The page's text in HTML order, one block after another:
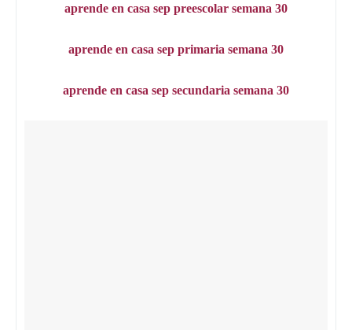
aprende en casa sep preescolar semana 30
aprende en casa sep primaria semana 30
aprende en casa sep secundaria semana 30